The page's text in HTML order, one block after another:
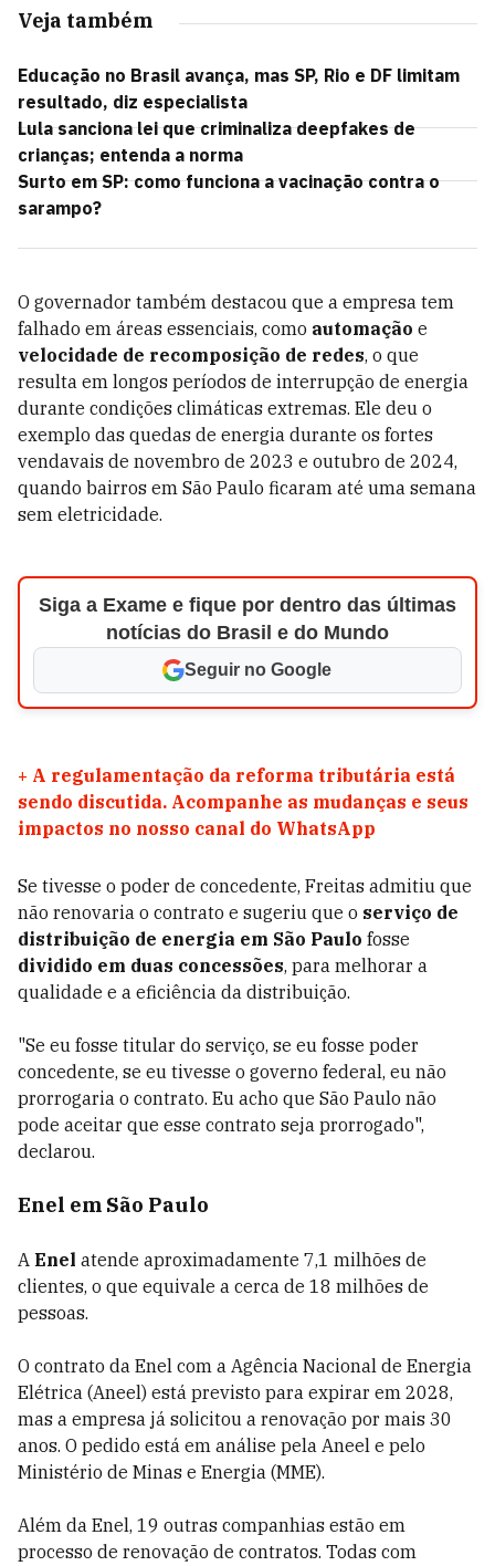
Veja também
Educação no Brasil avança, mas SP, Rio e DF limitam
resultado, diz especialista
Lula sanciona lei que criminaliza deepfakes de
crianças; entenda a norma
Surto em SP: como funciona a vacinação contra o
sarampo?
O governador também destacou que a empresa tem
falhado em áreas essenciais, como automação e
velocidade de recomposição de redes, o que
resulta em longos períodos de interrupção de energia
durante condições climáticas extremas. Ele deu o
exemplo das quedas de energia durante os fortes
vendavais de novembro de 2023 e outubro de 2024,
quando bairros em São Paulo ficaram até uma semana
sem eletricidade.
Siga a Exame e fique por dentro das últimas
notícias do Brasil e do Mundo
Seguir no Google
+ A regulamentação da reforma tributária está
sendo discutida. Acompanhe as mudanças e seus
impactos no nosso canal do WhatsApp
Se tivesse o poder de concedente, Freitas admitiu que
não renovaria o contrato e sugeriu que o serviço de
distribuição de energia em São Paulo fosse
dividido em duas concessões, para melhorar a
qualidade e a eficiência da distribuição.
"Se eu fosse titular do serviço, se eu fosse poder
concedente, se eu tivesse o governo federal, eu não
prorrogaria o contrato. Eu acho que São Paulo não
pode aceitar que esse contrato seja prorrogado",
declarou.
Enel em São Paulo
A Enel atende aproximadamente 7,1 milhões de
clientes, o que equivale a cerca de 18 milhões de
pessoas.
O contrato da Enel com a Agência Nacional de Energia
Elétrica (Aneel) está previsto para expirar em 2028,
mas a empresa já solicitou a renovação por mais 30
anos. O pedido está em análise pela Aneel e pelo
Ministério de Minas e Energia (MME).
Além da Enel, 19 outras companhias estão em
processo de renovação de contratos. Todas com